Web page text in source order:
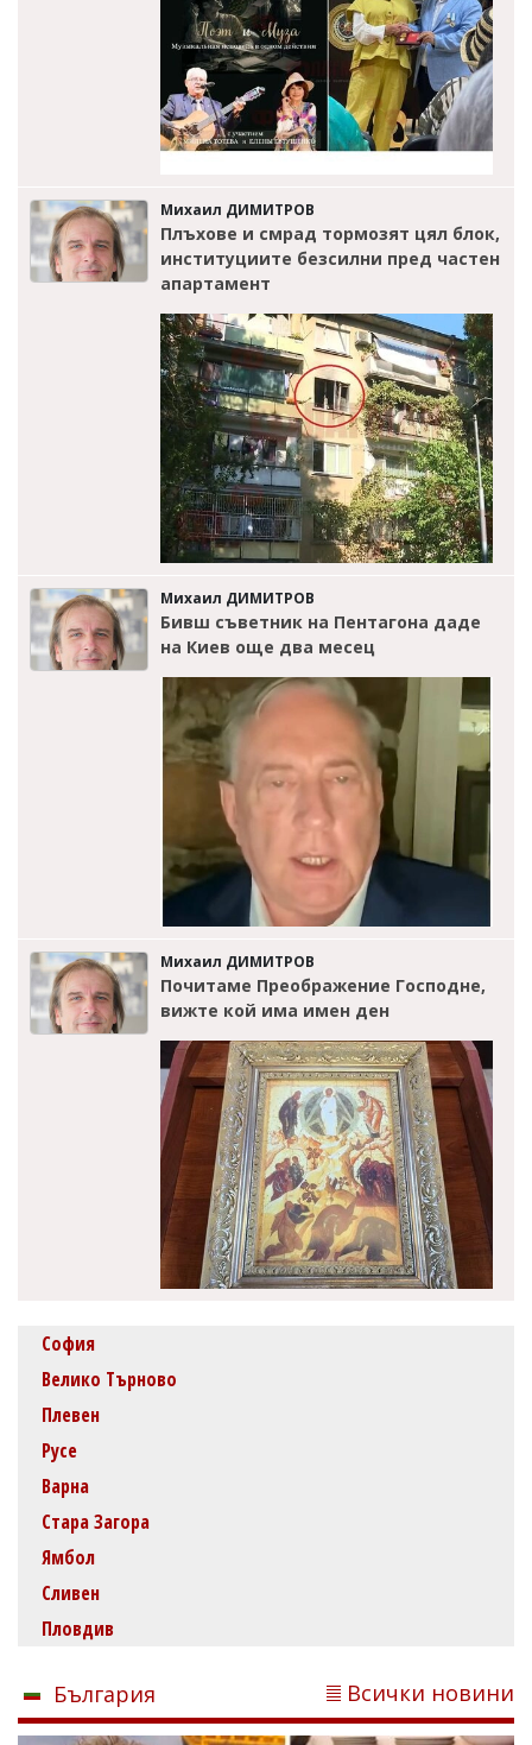
Михаил ДИМИТРОВ
Плъхове и смрад тормозят цял блок,
институциите безсилни пред частен
апартамент
Михаил ДИМИТРОВ
Бивш съветник на Пентагона даде
на Киев още два месец
Михаил ДИМИТРОВ
Почитаме Преображение Господне,
вижте кой има имен ден
София
Велико Търново
Плевен
Русе
Варна
Стара Загора
Ямбол
Сливен
Пловдив
България Всички новини